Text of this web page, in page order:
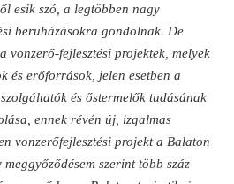
esik szó, a legtöbben nagy
beruházásokra gondolnak. De
vonzerő-fejlesztési projektek, melyek
és erőforrások, jelen esetben a
és őstermelők tudásának
ennek révén új, izgalmas
vonzerőfejlesztési projekt a Balaton
szerint több száz